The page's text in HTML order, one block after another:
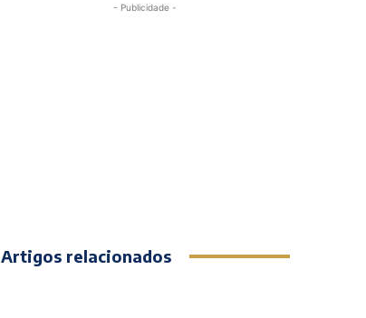
- Publicidade -
Artigos relacionados